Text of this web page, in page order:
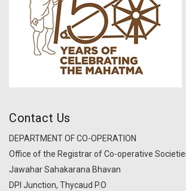
Contact Us
DEPARTMENT OF CO-OPERATION
Office of the Registrar of Co-operative
Jawahar Sahakarana Bhavan
DPI Junction, Thycaud P.O